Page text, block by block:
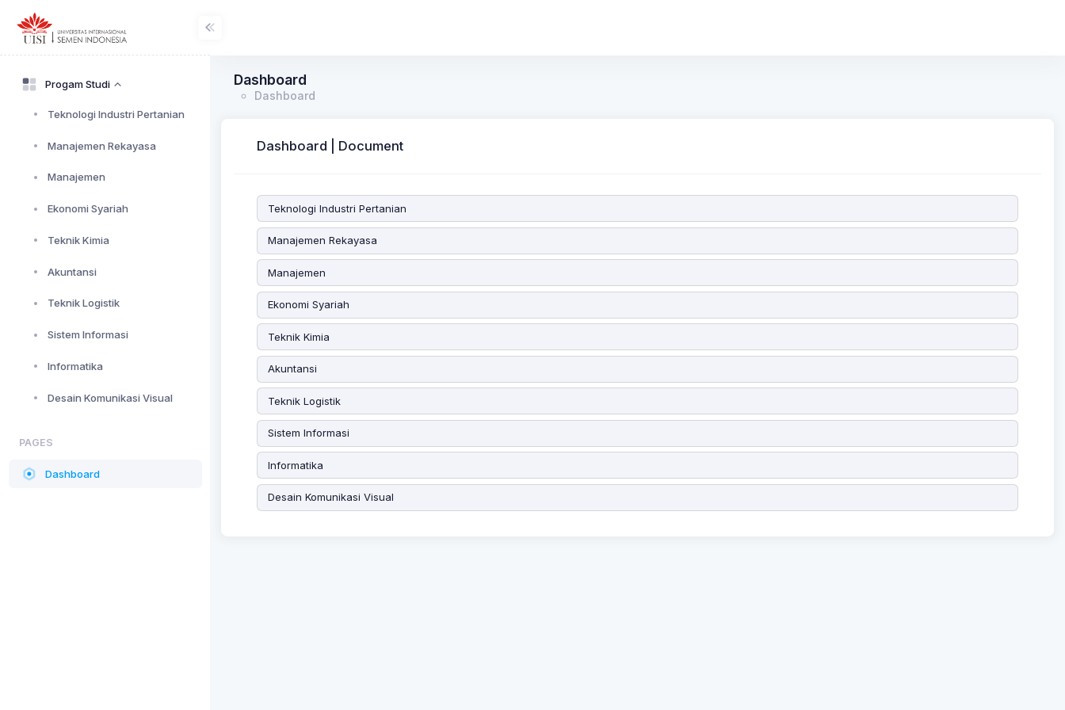
Progam Studi
Teknologi Industri Pertanian
Manajemen Rekayasa
Manajemen
Ekonomi Syariah
Teknik Kimia
Akuntansi
Teknik Logistik
Sistem Informasi
Informatika
Desain Komunikasi Visual
PAGES
Dashboard
Dashboard
Dashboard
Dashboard | Document
Teknologi Industri Pertanian
Manajemen Rekayasa
Manajemen
Ekonomi Syariah
Teknik Kimia
Akuntansi
Teknik Logistik
Sistem Informasi
Informatika
Desain Komunikasi Visual